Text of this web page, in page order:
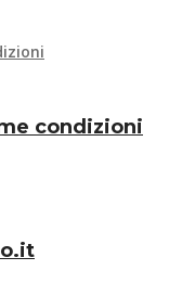
condizioni